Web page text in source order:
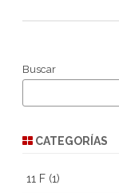
Buscar
CATEGORÍAS
11 F (1)